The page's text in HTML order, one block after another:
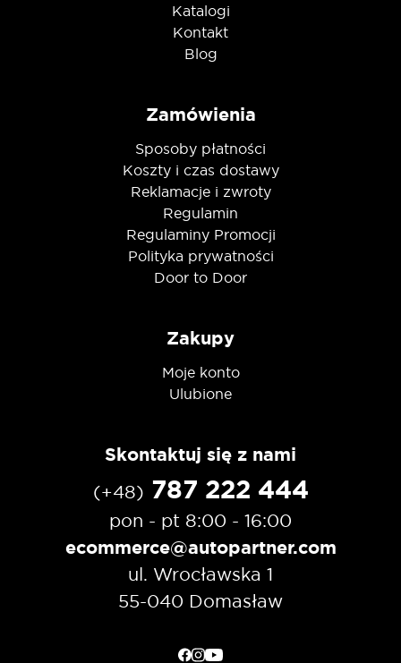
Katalogi
Kontakt
Blog
Zamówienia
Sposoby płatności
Koszty i czas dostawy
Reklamacje i zwroty
Regulamin
Regulaminy Promocji
Polityka prywatności
Door to Door
Zakupy
Moje konto
Ulubione
Skontaktuj się z nami
(+48) 787 222 444
pon - pt 8:00 - 16:00
ecommerce@autopartner.com
ul. Wrocławska 1
55-040 Domasław